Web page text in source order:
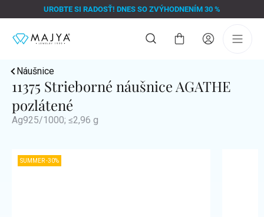
na
UROBTE SI RADOSŤ! DNES SO ZVÝHODNENÍM 30 %
Nákupný
Náušnice
11375 Strieborné náušnice AGATHE
pozlátené
Ag925/1000; ≤2,96 g
SUMMER -30%